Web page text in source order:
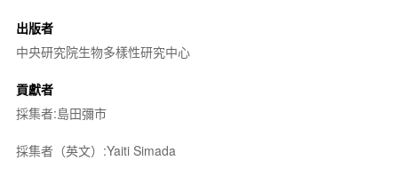
出版者
中央研究院生物多樣性研究中心
貢獻者
採集者:島田彌市
採集者（英文）:Yaiti Simada